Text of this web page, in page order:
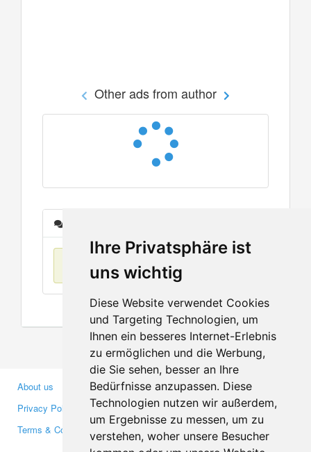
Ihre Privatsphäre ist
uns wichtig
Diese Website verwendet Cookies
und Targeting Technologien, um
Ihnen ein besseres Internet-Erlebnis
zu ermöglichen und die Werbung,
die Sie sehen, besser an Ihre
Bedürfnisse anzupassen. Diese
Technologien nutzen wir außerdem,
um Ergebnisse zu messen, um zu
verstehen, woher unsere Besucher
Other ads from author
No items found
About us
Privacy Policy
Terms & Conditions
Business Partners
Investors